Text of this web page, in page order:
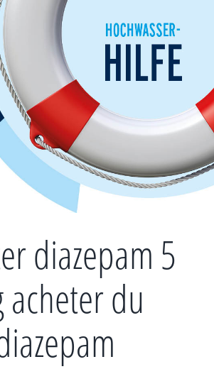
diazepam 5
acheter du